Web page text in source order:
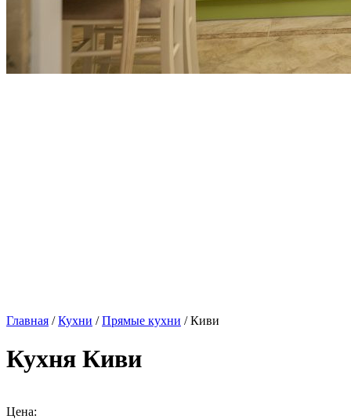
Главная /Кухни /Прямые кухни / Киви
Кухня Киви
Цена: